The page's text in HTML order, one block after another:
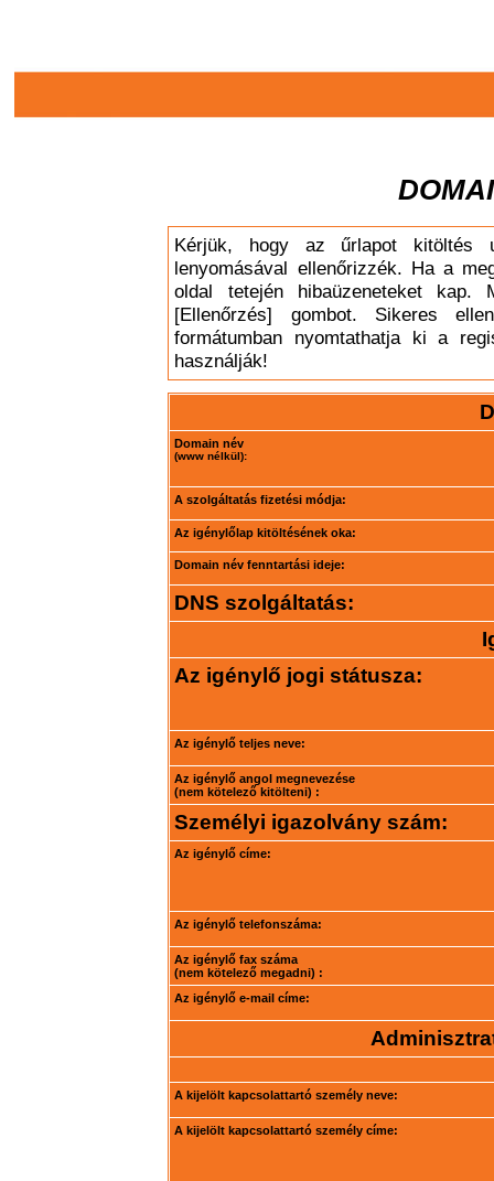
Kérjük, hogy az űrlapot kitöltés
lenyomásával ellenőrizzék. Ha a
oldal tetején hibaüzeneteket
[Ellenőrzés] gombot. Sikeres
formátumban nyomtathatja ki a
használják!
Domain név
(www nélkül):
A szolgáltatás fizetési módja:
Az igénylőlap kitöltésének oka:
Domain név fenntartási ideje:
DNS szolgáltatás:
Az igénylő jogi státusza:
Az igénylő teljes neve:
Az igénylő angol megnevezése
(nem kötelező kitölteni) :
Személyi igazolvány szám:
Az igénylő címe:
Az igénylő telefonszáma:
Az igénylő fax száma
(nem kötelező megadni) :
Az igénylő e-mail címe:
A kijelölt kapcsolattartó személy neve:
A kijelölt kapcsolattartó személy címe: